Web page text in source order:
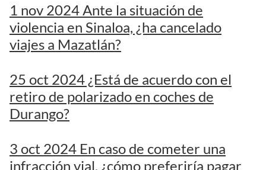
1 nov 2024 Ante la situación de
violencia en Sinaloa, ¿ha cancelado
viajes a Mazatlán?
25 oct 2024 ¿Está de acuerdo con el
retiro de polarizado en coches de
Durango?
3 oct 2024 En caso de cometer una
infracción vial, ¿cómo preferiría pagar